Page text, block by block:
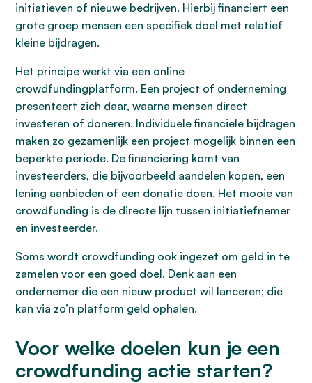
initiatieven of nieuwe bedrijven. Hierbij financiert een
grote groep mensen een specifiek doel met relatief
kleine bijdragen.
Het principe werkt via een online
crowdfundingplatform. Een project of onderneming
presenteert zich daar, waarna mensen direct
investeren of doneren. Individuele financiële bijdragen
maken zo gezamenlijk een project mogelijk binnen een
beperkte periode. De financiering komt van
investeerders, die bijvoorbeeld aandelen kopen, een
lening aanbieden of een donatie doen. Het mooie van
crowdfunding is de directe lijn tussen initiatiefnemer
en investeerder.
Soms wordt crowdfunding ook ingezet om geld in te
zamelen voor een goed doel. Denk aan een
ondernemer die een nieuw product wil lanceren; die
kan via zo’n platform geld ophalen.
Voor welke doelen kun je een
crowdfunding actie starten?